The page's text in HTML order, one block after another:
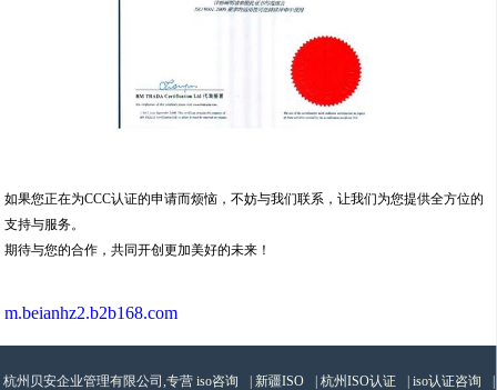
如果您正在为CCC认证的申请而烦恼，不妨与我们联系，让我们为您提供全方位的
支持与服务。
期待与您的合作，共同开创更加美好的未来！
m.beianhz2.b2b168.com
杭州贝安企业管理有限公司,专营 iso咨询 新疆ISO 杭州ISO认证 iso认证咨询